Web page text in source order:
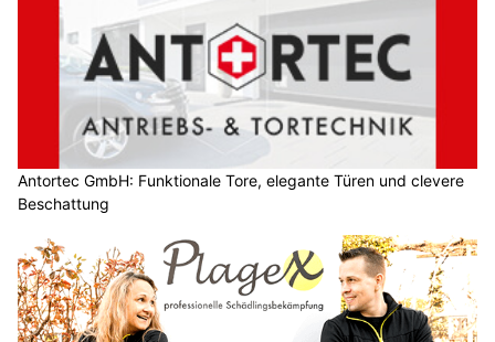
Antortec GmbH: Funktionale Tore, elegante Türen und clevere
Beschattung